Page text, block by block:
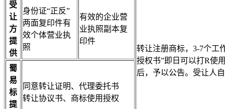
转让注册商标，3-7个工
授权书”即日可以打R使
后，予以公告。受让人
受
让
方
提
供
身份证“正反”
两面复印件有
效个体营业执
照
有效的企业营
业执照副本复
印件
蜀
易
标
提
同意转让证明、代理委托书
转让协议书、商标使用授权